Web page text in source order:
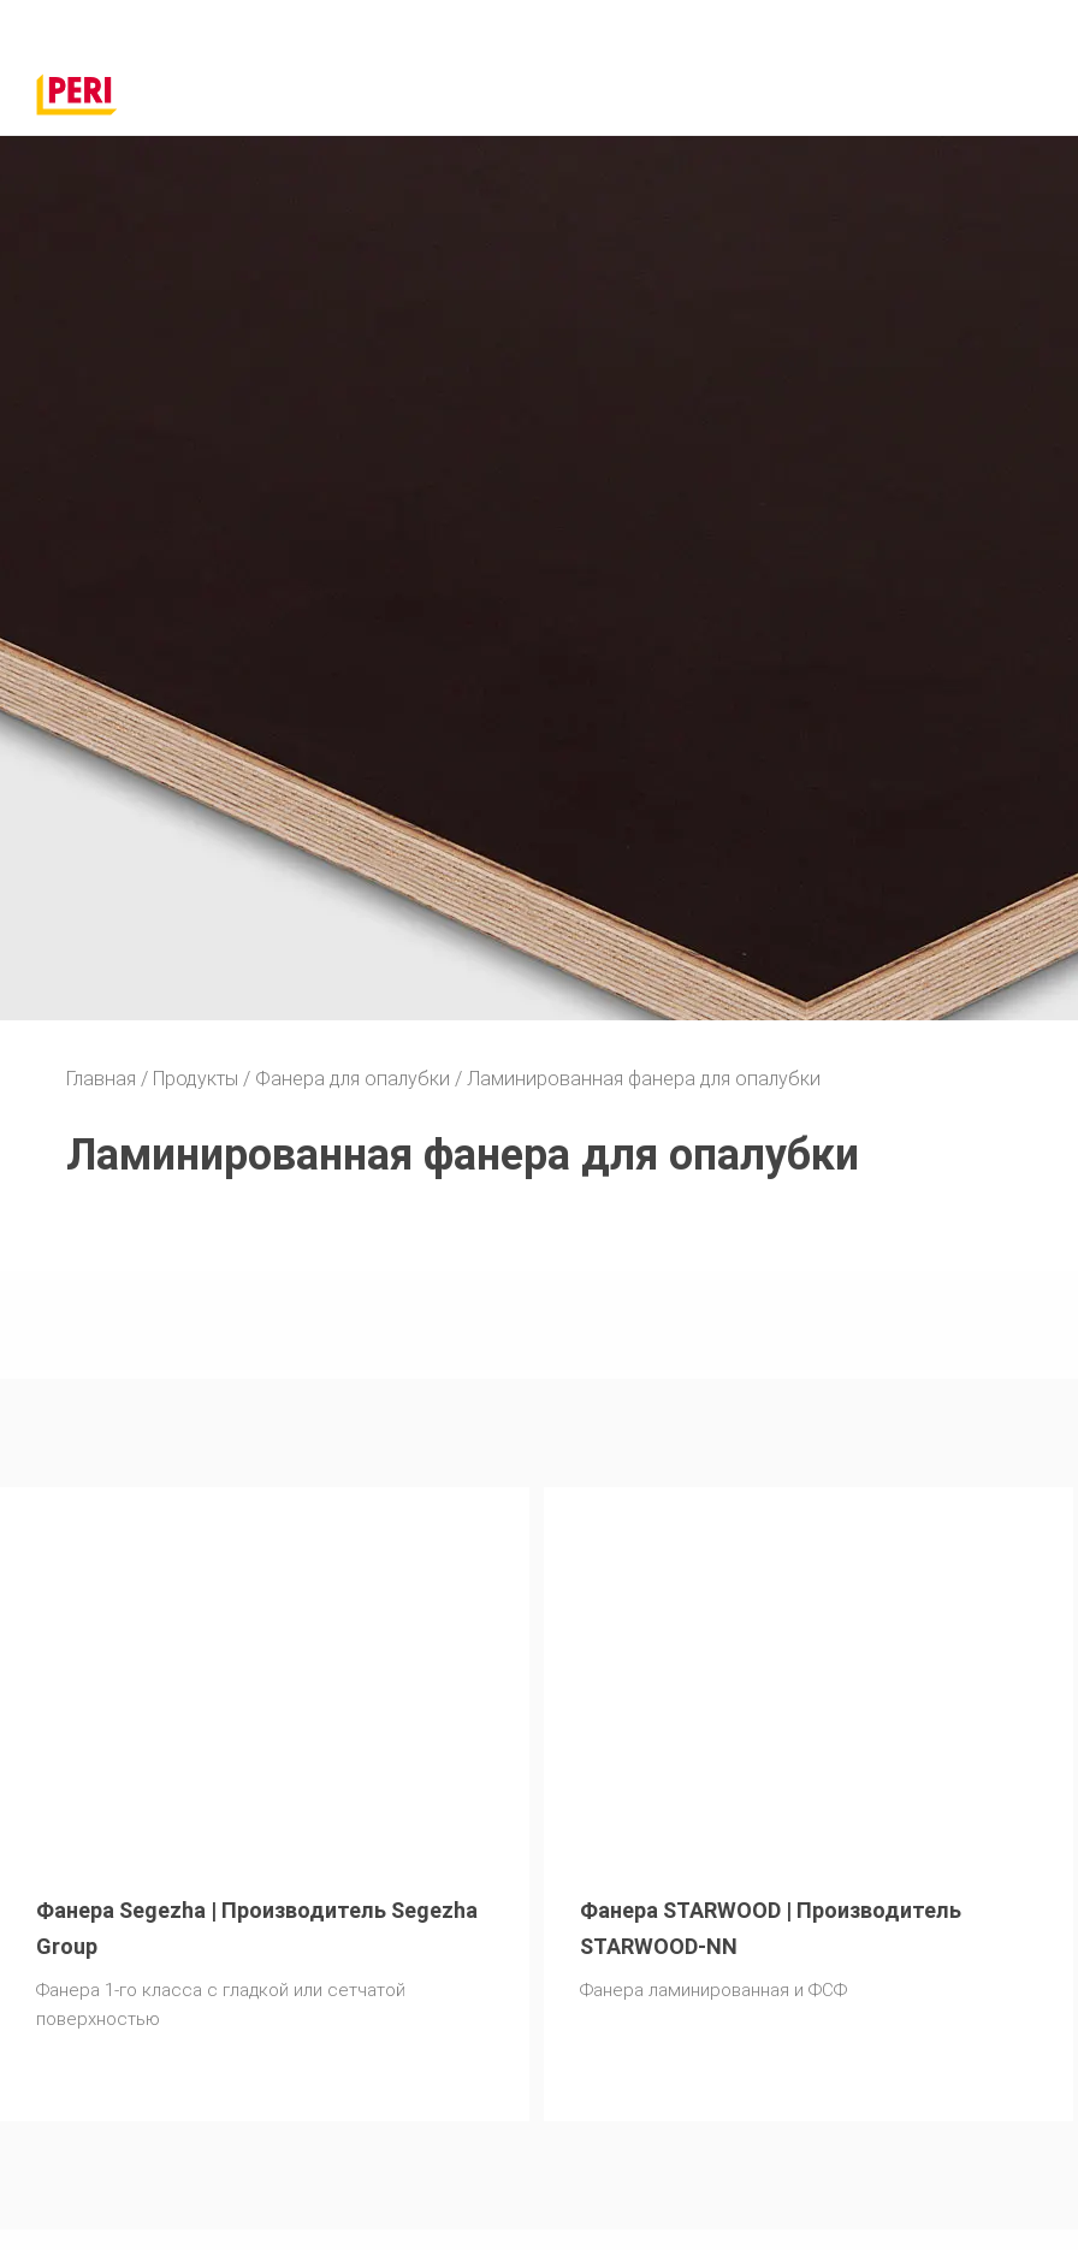
Главная Продукты Фанера для опалубки Ламинированная фанера для опалубки
Ламинированная фанера для опалубки
Фанера Segezha | Производитель Segezha
Group
Фанера 1-го класса с гладкой или сетчатой
поверхностью
Фанера STARWOOD | Производитель
STARWOOD-NN
Фанера ламинированная и ФСФ